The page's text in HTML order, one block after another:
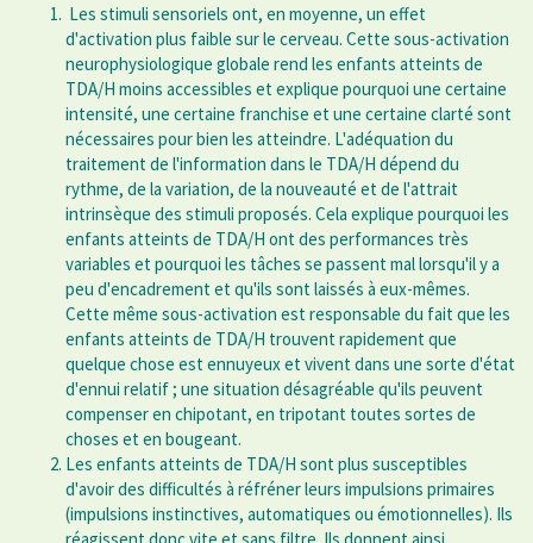
Les stimuli sensoriels ont, en moyenne, un effet
d'activation plus faible sur le cerveau. Cette sous-activation
neurophysiologique globale rend les enfants atteints de
TDA/H moins accessibles et explique pourquoi une certaine
intensité, une certaine franchise et une certaine clarté sont
nécessaires pour bien les atteindre. L'adéquation du
traitement de l'information dans le TDA/H dépend du
rythme, de la variation, de la nouveauté et de l'attrait
intrinsèque des stimuli proposés. Cela explique pourquoi les
enfants atteints de TDA/H ont des performances très
variables et pourquoi les tâches se passent mal lorsqu'il y a
peu d'encadrement et qu'ils sont laissés à eux-mêmes.
Cette même sous-activation est responsable du fait que les
enfants atteints de TDA/H trouvent rapidement que
quelque chose est ennuyeux et vivent dans une sorte d'état
d'ennui relatif ; une situation désagréable qu'ils peuvent
compenser en chipotant, en tripotant toutes sortes de
choses et en bougeant.
Les enfants atteints de TDA/H sont plus susceptibles
d'avoir des difficultés à réfréner leurs impulsions primaires
(impulsions instinctives, automatiques ou émotionnelles). Ils